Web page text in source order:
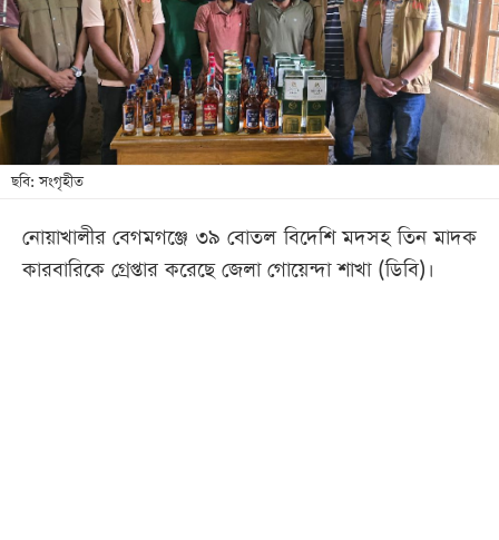
খেলা
বিনোদন
লাইফ
স্টাইল
শিক্ষা
সব
বিভাগ
ছবি: সংগৃহীত
নোয়াখালীর বেগমগঞ্জে ৩৯ বোতল বিদেশি মদসহ তিন মাদক
কারবারিকে গ্রেপ্তার করেছে জেলা গোয়েন্দা শাখা (ডিবি)।